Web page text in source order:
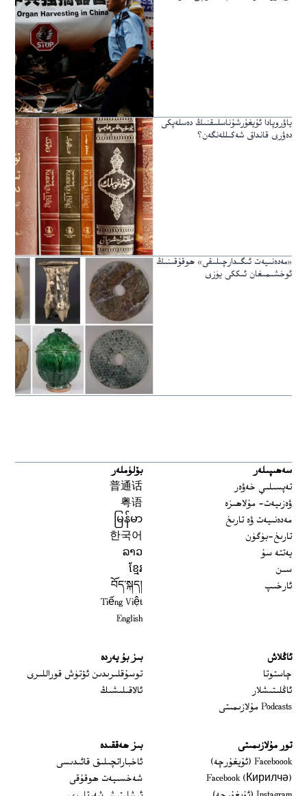
ياۋروپادا ئۇيغۇرشۇناسلىقنىڭ دەسلەپكى
دەۋرى قانداق شەكىللەنگەن؟
«مەدەنىيەت ئىگىدارچىلىقى» ھوقۇقىنىڭ
ئوخشىمىغان ئىككى يۈزى
سەھىپىلەر
تەپسىلىي خەۋەر
ۋەزىيەت- مۇلاھىزە
مەدەنىيەت ۋە تارىخ
تارىخ-بۈگۈن
يەتتە سۇ
سىن
ئارخىپ
بۆلۈملەر
普通话
粤语
မြန်မာ
한국어
ລາວ
ខ្មែរ
བོད་སྐད།
Tiếng Việt
English
ئاڭلاش
چاستوتا
ئاڭلىتىشلار
Podcasts مۇلازىمىتى
بىز بۇ يەردە
توسۇقلىرىدىن ئۆتۈش قوراللىرى
ئالاقىلىشىڭ
تور مۇلازىمىتى
Faceboook (ئۇيغۇرچە)
Opens in new window
Facebook (Кирилчә)
Opens in new window
بىز ھەققىدە
ئاخباراتچىلىق قائىدىسى
شەخسىيەت ھوقۇقى